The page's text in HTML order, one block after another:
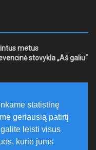
metus
stovykla „Aš galiu“
subjektų kūrimąsi
statistinę
geriausią patirtį
leisti visus
kurie jums